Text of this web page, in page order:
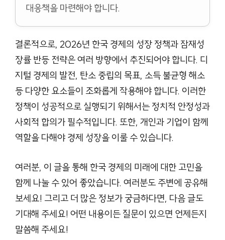
대응책을 마련해야 합니다.
결론적으로, 2026년 한국 경제의 성장 정책과 잠재성
장률 반등 전략은 여러 방향에서 추진되어야 합니다. 디
지털 경제의 발전, 탄소 중립의 목표, 소득 불균형 해소
등 다양한 요소들이 조화롭게 작용해야 합니다. 이러한
정책이 성공적으로 실행되기 위해서는 정치적 안정성과
사회적 합의가 필수적입니다. 또한, 개인과 기업이 함께
역할을 다해야 경제 성장을 이룰 수 있습니다.
여러분, 이 글을 통해 한국 경제의 미래에 대한 고민을
함께 나눌 수 있어 좋았습니다. 여러분도 주변에 공유해
보세요! 그리고 더 많은 정보가 궁금하다면, 다음 글도
기대해 주세요! 어떤 내용이든 질문이 있으면 언제든지
말씀해 주세요!